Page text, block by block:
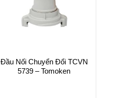
Đầu Nối Chuyển Đổi TCVN
5739 – Tomoken